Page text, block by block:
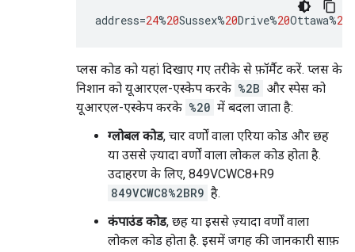
address=24%20Sussex%20Drive%20Ottawa%20
प्लस कोड को यहां दिखाए गए तरीके से फ़ॉर्मैट करें. प्लस के
निशान को यूआरएल-एस्केप करके %2B और स्पेस को
यूआरएल-एस्केप करके %20 में बदला जाता है:
ग्लोबल कोड, चार वर्णों वाला एरिया कोड और छह
या उससे ज़्यादा वर्णों वाला लोकल कोड होता है.
उदाहरण के लिए, 849VCWC8+R9
849VCWC8%2BR9 है.
कंपाउंड कोड, छह या इससे ज़्यादा वर्णों वाला
लोकल कोड होता है. इसमें जगह की जानकारी साफ़